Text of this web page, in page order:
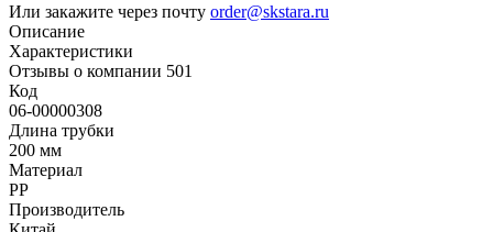
Или закажите через почту order@skstara.ru
Описание
Характеристики
Отзывы о компании 501
Код
06-00000308
Длина трубки
200 мм
Материал
PP
Производитель